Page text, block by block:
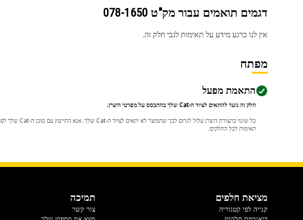
דגמים תואמים עבור מק"ט 078-1650
אין לנו כרגע מידע על תאימות לגבי חלק זה.
מפתח
התאמת מפעל
חלק זה נועד להתאים לציוד ה-Cat שלך בהתבסס על מפרטי היצרן.
תאימות לכל החלקים.
מציאת חלפים
קנייה לפי קטגוריה
תמיכה
צור קשר